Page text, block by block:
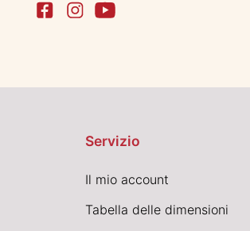
Servizio
Il mio account
Tabella delle dimensioni